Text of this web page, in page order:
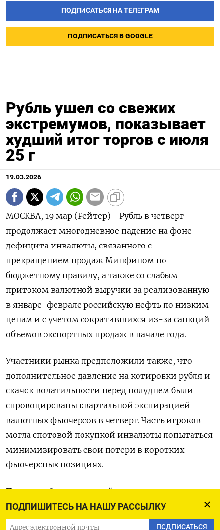
ПОДПИШИТЕСЬ НА НАШУ РАССЫЛКУ
ПОДПИСАТЬСЯ
ПОДПИСАТЬСЯ НА ТЕЛЕГРАМ
ПОДПИСАТЬСЯ В GOOGLE
Рубль ушел со свежих
экстремумов, показывает
худший итог торгов с июля
25 г
19.03.2026
МОСКВА, 19 мар (Рейтер) - Рубль в четверг
продолжает многодневное падение на фоне
дефицита инвалюты, связанного с
прекращением продаж Минфином по
бюджетному правилу, а также со слабым
притоком валютной выручки за реализованную
в январе-феврале российскую нефть по низким
ценам и с учетом сократившихся из-за санкций
объемов экспортных продаж в ‌начале года.
Участники рынка предположили также, что
дополнительное давление на котировки рубля и
скачок волатильности перед полуднем были
спровоцированы квартальной экспирацией
валютных фьючерсов в четверг. Часть игроков
могла спотовой покупкой инвалюты попытаться
минимизировать свои потери в коротких
фьючерсных позициях.
Против рубля на текущей неделе играют еще и ​
рыночные ожидания завтрашнего снижения
ключевой ставки ЦБР на ​50 базисных пунктов.